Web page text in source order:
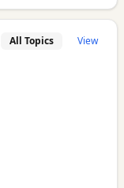
All Topics View